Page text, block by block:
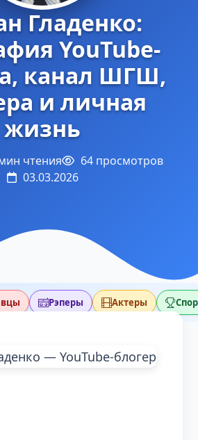
Гладенко:
YouTube-
канал ШГШ,
и личная
жизнь
чтения
64 просмотров
03.03.2026
Рэперы Актеры